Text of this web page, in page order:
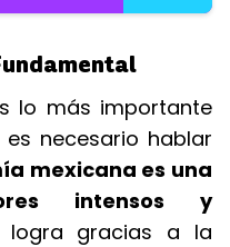
lo más importante
necesario hablar
mexicana es una
intensos y
gracias a la